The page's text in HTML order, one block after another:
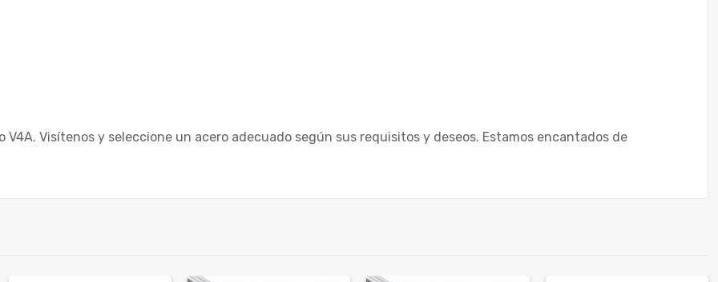
V4A. Visítenos y seleccione un acero adecuado según sus requisitos y deseos. Estamos encantados de